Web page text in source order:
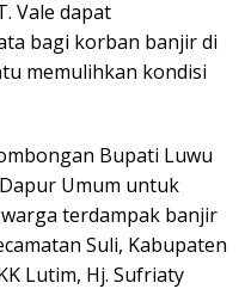
Vale dapat
bagi korban banjir di
memulihkan kondisi
Bupati Luwu
Umum untuk
terdampak banjir
Suli, Kabupaten
Lutim, Hj. Sufriaty